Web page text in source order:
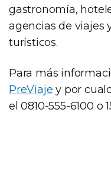
gastronomía,
agencias de viajes
turísticos.
Para más
PreViaje y por
el 0810-555-6100 o